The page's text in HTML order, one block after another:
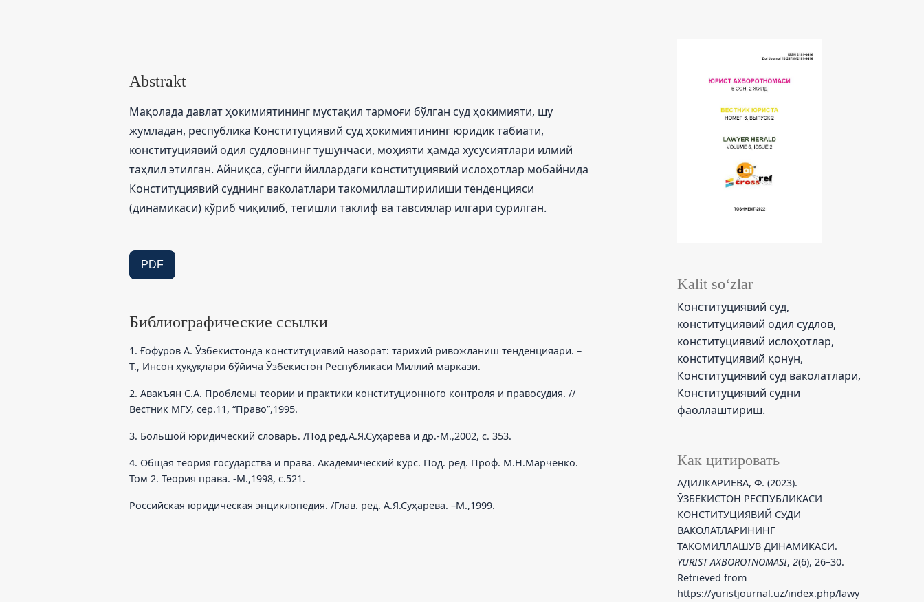
Kalit so‘zlar
Конституциявий суд,
конституциявий одил судлов,
конституциявий ислоҳотлар,
конституциявий қонун,
Конституциявий суд ваколатлари,
Конституциявий судни
фаоллаштириш.
Как цитировать
АДИЛКАРИЕВА, Ф. (2023).
ЎЗБЕКИСТОН РЕСПУБЛИКАСИ
КОНСТИТУЦИЯВИЙ СУДИ
ВАКОЛАТЛАРИНИНГ
ТАКОМИЛЛАШУВ ДИНАМИКАСИ.
YURIST AXBOROTNOMASI, 2(6), 26–30.
Retrieved from
https://yuristjournal.uz/index.php/lawy
Abstrakt
Мақолада давлат ҳокимиятининг мустақил тармоғи бўлган суд ҳокимияти, шу
жумладан, республика Конституциявий суд ҳокимиятининг юридик табиати,
конституциявий одил судловнинг тушунчаси, моҳияти ҳамда хусусиятлари илмий
таҳлил этилган. Айниқса, сўнгги йиллардаги конституциявий ислоҳотлар мобайнида
Конституциявий суднинг ваколатлари такомиллаштирилиши тенденцияси
(динамикаси) кўриб чиқилиб, тегишли таклиф ва тавсиялар илгари сурилган.
PDF
Библиографические ссылки
1. Ғофуров А. Ўзбекистонда конституциявий назорат: тарихий ривожланиш тенденцияари. –
Т., Инсон ҳуқуқлари бўйича Ўзбекистон Республикаси Миллий маркази.
2. Авакъян С.А. Проблемы теории и практики конституционного контроля и правосудия. //
Вестник МГУ, сер.11, “Право”,1995.
3. Большой юридический словарь. /Под ред.А.Я.Суҳарева и др.-М.,2002, c. 353.
4. Общая теория государства и права. Академический курс. Под. ред. Проф. М.Н.Марченко.
Том 2. Теория права. -М.,1998, с.521.
Российская юридическая энциклопедия. /Глав. ред. А.Я.Суҳарева. –М.,1999.